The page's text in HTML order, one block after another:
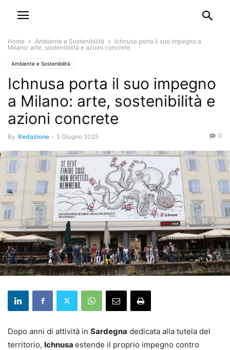
Home Ambiente e Sostenibilità
Ichnusa porta il suo impegno a
Milano: arte, sostenibilità e azioni concrete
Ambiente e Sostenibilità
Ichnusa porta il suo impegno
a Milano: arte, sostenibilità e
azioni concrete
By Redazione - 5 Giugno 2025 0
Dopo anni di attività in Sardegna dedicata alla tutela del
territorio, Ichnusa estende il proprio impegno contro